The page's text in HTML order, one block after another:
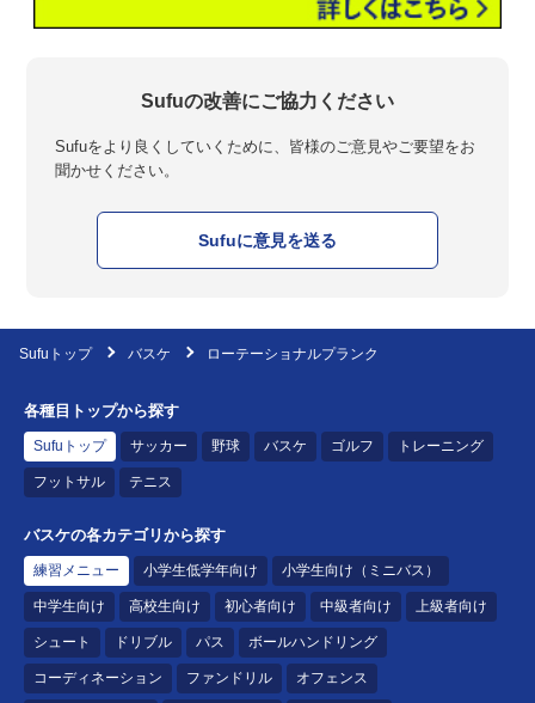
Sufuの改善にご協力ください
Sufuをより良くしていくために、皆様のご意見やご要望をお
聞かせください。
Sufuに意見を送る
Sufuトップ バスケ ローテーショナルプランク
各種目トップから探す
Sufuトップ サッカー 野球 バスケ ゴルフ トレーニング
フットサル テニス
バスケの各カテゴリから探す
練習メニュー 小学生低学年向け 小学生向け（ミニバス）
中学生向け 高校生向け 初心者向け 中級者向け 上級者向け
シュート ドリブル パス ボールハンドリング
コーディネーション ファンドリル オフェンス